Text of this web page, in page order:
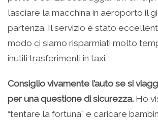
lasciare la macchina in aeroporto il
partenza. Il servizio è stato
modo ci siamo risparmiati molto
inutili trasferimenti in taxi.
Consiglio vivamente l’auto se si
per una questione di sicurezza. Ho
“tentare la fortuna” e caricare